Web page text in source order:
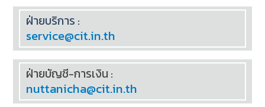
ฝ่ายบริการ :
service@cit.in.th
ฝ่ายบัญชี-การเงิน :
nuttanicha@cit.in.th